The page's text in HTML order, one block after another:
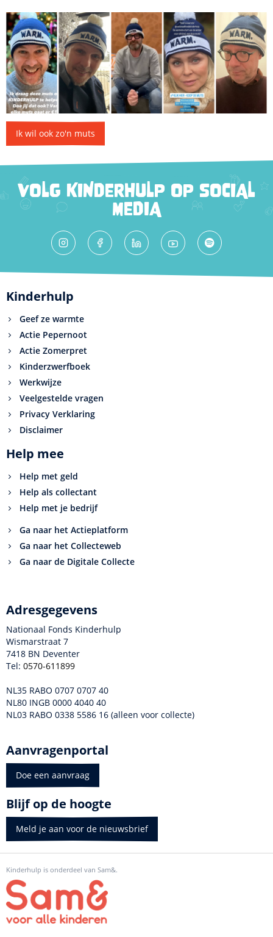
Ik wil ook zo'n muts
VOLG KINDERHULP OP SOCIAL
MEDIA
Kinderhulp
Geef ze warmte
Actie Pepernoot
Actie Zomerpret
Kinderzwerfboek
Werkwijze
Veelgestelde vragen
Privacy Verklaring
Disclaimer
Help mee
Help met geld
Help als collectant
Help met je bedrijf
Ga naar het Actieplatform
Ga naar het Collecteweb
Ga naar de Digitale Collecte
Adresgegevens
Nationaal Fonds Kinderhulp
Wismarstraat 7
7418 BN Deventer
Tel: 0570-611899
NL35 RABO 0707 0707 40
NL80 INGB 0000 4040 40
NL03 RABO 0338 5586 16 (alleen voor collecte)
Aanvragenportal
Doe een aanvraag
Blijf op de hoogte
Meld je aan voor de nieuwsbrief
Kinderhulp is onderdeel van Sam&.